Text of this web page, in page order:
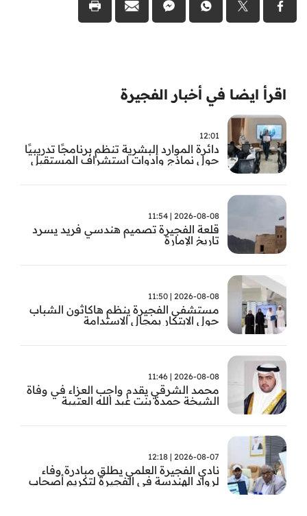
اقرأ ايضا في أخبار الفجيرة
12:01
دائرة الموارد البشرية تنظم برنامجًا تدريبيًا
حول نماذج وأدوات استشراف المستقبل
2026-08-08 | 11:54
قلعة الفجيرة تصميم هندسي فريد يسرد
تاريخ الإمارة
2026-08-08 | 11:50
مستشفى الفجيرة ينظم هاكاثون الشباب
حول الابتكار بمجال الاستدامة
2026-08-08 | 11:46
محمد الشرقي يقدم واجب العزاء في وفاة
الشيخة حمدة بنت عبد الله العتيبة
2026-08-07 | 12:18
نادي الفجيرة العلمي يطلق مبادرة وفاء
لرواد الهندسة في الفجيرة لتكريم أصحاب